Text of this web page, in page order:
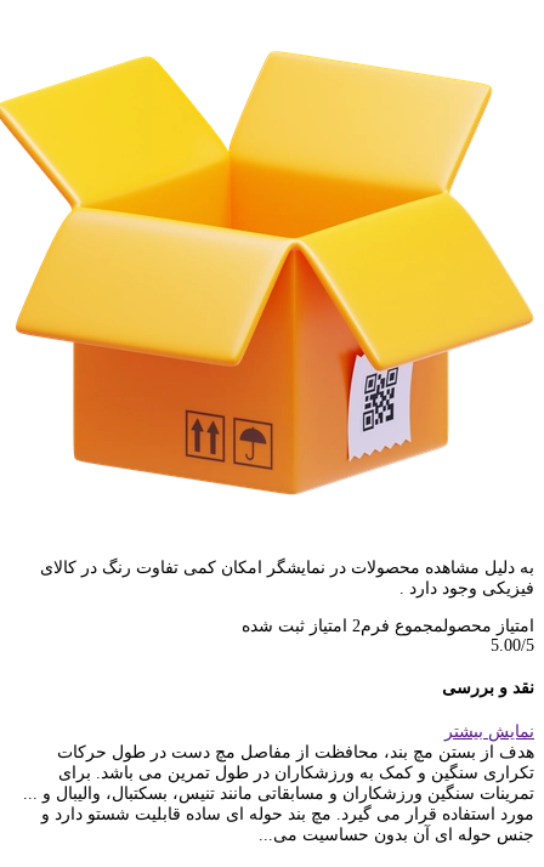
به دلیل مشاهده محصولات در نمایشگر امکان کمی تفاوت رنگ در کالای
فیزیکی وجود دارد .
امتیاز محصولمجموع فرم2 امتیاز ثبت شده
5.00/5
نقد و بررسی
نمایش بیشتر
هدف از بستن مچ بند، محافظت از مفاصل مچ دست در طول حرکات
تکراری سنگین و کمک به ورزشکاران در طول تمرین می باشد. برای
تمرینات سنگین ورزشکاران و مسابقاتی مانند تنیس، بسکتبال، والیبال و ...
مورد استفاده قرار می گیرد. مچ بند حوله ای ساده قابلیت شستو دارد و
جنس حوله ای آن بدون حساسیت می...